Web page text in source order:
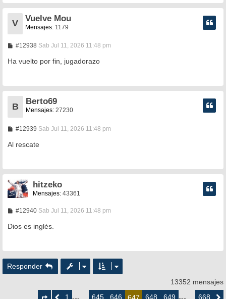
e
V
Vuelve Mou
Mensajes: 1179
#12938M
n
e
Sab Jul 11, 2026 11:48 pm
Ha vuelto por fin, jugadorazo
B
Berto69
Mensajes: 27230
#12939M
n
s
e
Sab Jul 11, 2026 11:48 pm
Al rescate
hitzeko
Mensajes: 43361
#12940M
n
s
e
Sab Jul 11, 2026 11:48 pm
Dios es inglés.
Responder
13352 mensajes
Anterior1 --- … 645 646 647 648 649 --- … 668